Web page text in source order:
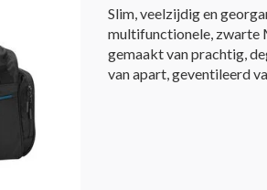
Slim, veelzijdig en
multifunctionele, zwarte
gemaakt van prachtig,
van apart, geventileerd